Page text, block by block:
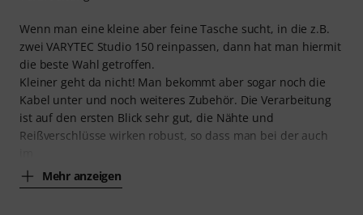
Wenn man eine kleine aber feine Tasche sucht, in die z.B.
zwei VARYTEC Studio 150 reinpassen, dann hat man hiermit
die beste Wahl getroffen.
Kleiner geht da nicht! Man bekommt aber sogar noch die
Kabel unter und noch weiteres Zubehör. Die Verarbeitung
ist auf den ersten Blick sehr gut, die Nähte und
Reißverschlüsse wirken robust, so dass man bei der auch
Mehr anzeigen